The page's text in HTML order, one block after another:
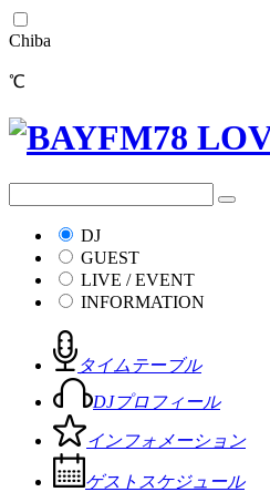
Chiba
℃
DJ
GUEST
LIVE / EVENT
INFORMATION
タイムテーブル
DJプロフィール
インフォメーション
ゲストスケジュール